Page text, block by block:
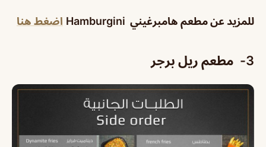
للمزيد عنمطعم هامبرغيني Hamburgini اضغط هنا
3- مطعم ريل برجر